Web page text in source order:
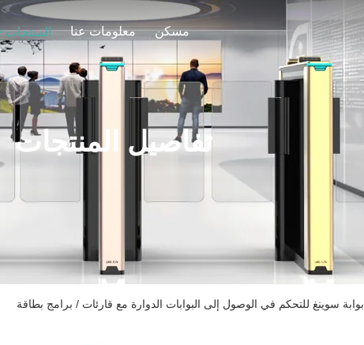
مسكن معلومات عنا المنتجات
تفاصيل المنتجات
بوابة سوينغ للتحكم في الوصول إلى البوابات الدوارة مع قارئات / برامج بطاقة